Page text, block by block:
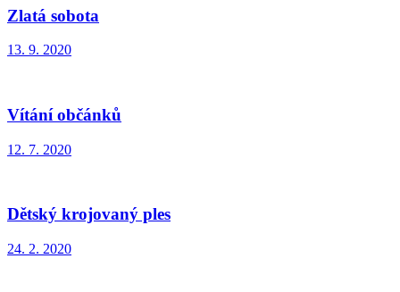
Zlatá sobota
13. 9. 2020
Vítání občánků
12. 7. 2020
Dětský krojovaný ples
24. 2. 2020